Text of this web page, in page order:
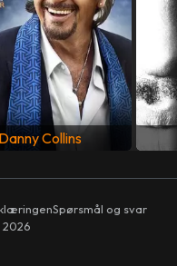
Danny Collins
Spørsmål og svar